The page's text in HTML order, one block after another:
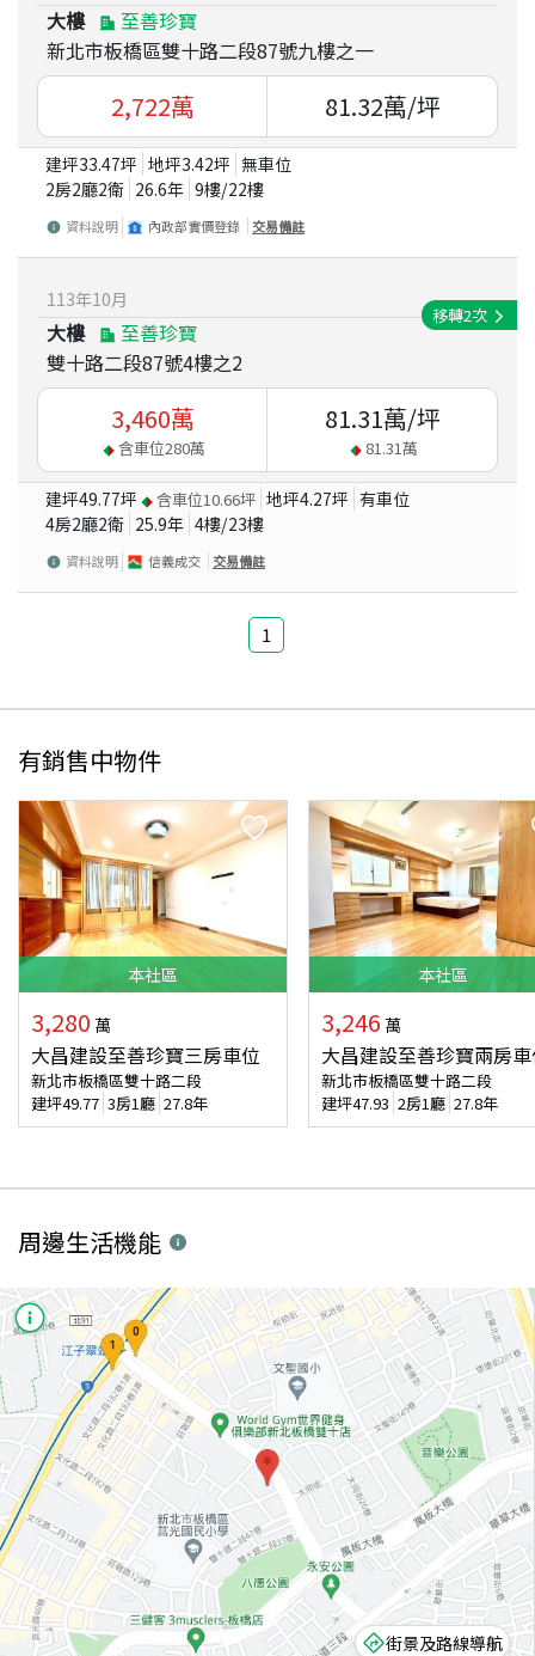
大樓
至善珍寶
新北市板橋區雙十路二段87號九樓之一
2,722萬 81.32萬/坪
建坪33.47坪 地坪3.42坪 無車位
2房2廳2衛 26.6年 9樓/22樓
資料說明 內政部實價登錄 交易備註
113年10月
大樓
至善珍寶
雙十路二段87號4樓之2
移轉2次
3,460萬
含車位280萬
81.31萬/坪
81.31萬
建坪49.77坪 含車位10.66坪 地坪4.27坪 有車位
4房2廳2衛 25.9年 4樓/23樓
資料說明 信義成交 交易備註
1
有銷售中物件
本社區
3,280 萬
大昌建設至善珍寶三房車位
新北市板橋區雙十路二段
建坪49.77 3房1廳 27.8年
本社區
3,246 萬
大昌建設至善珍寶兩房
新北市板橋區雙十路二段
建坪47.93 2房1廳 27.8年
周邊生活機能
街景及路線導航